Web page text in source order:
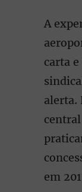
A
carta
alerta.
em